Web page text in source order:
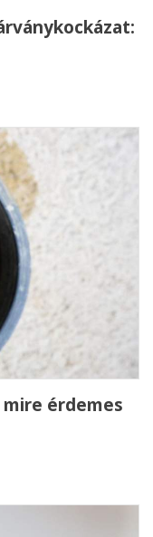
mire érdemes